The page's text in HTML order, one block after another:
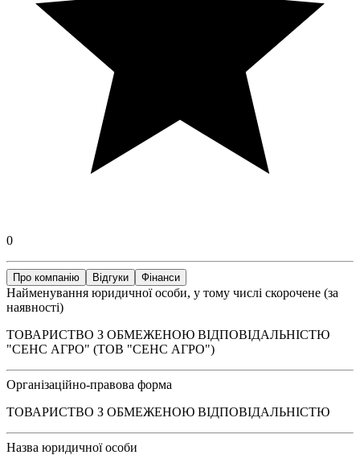
0
Про компанію Відгуки Фінанси
Найменування юридичної особи, у тому числі скорочене (за
наявності)
ТОВАРИСТВО З ОБМЕЖЕНОЮ ВІДПОВІДАЛЬНІСТЮ
"СЕНС АГРО" (ТОВ "СЕНС АГРО")
Організаційно-правова форма
ТОВАРИСТВО З ОБМЕЖЕНОЮ ВІДПОВІДАЛЬНІСТЮ
Назва юридичної особи